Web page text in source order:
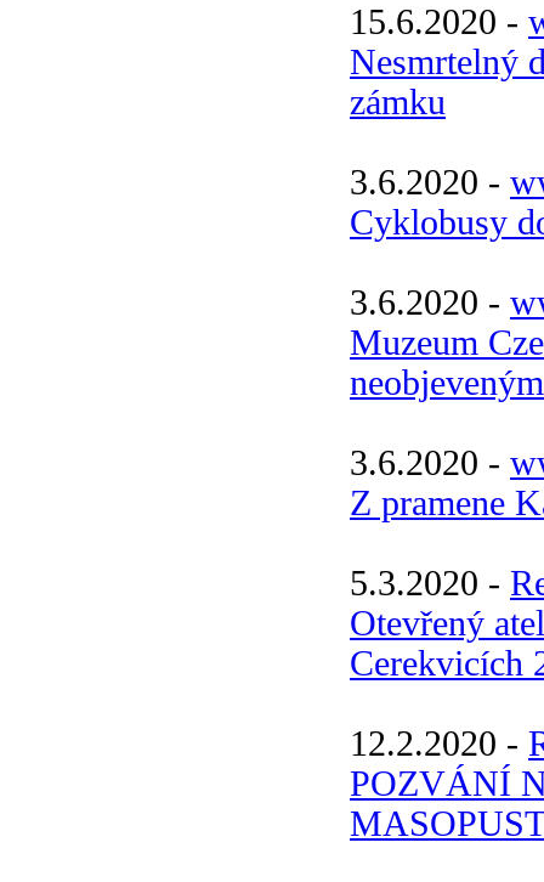
15.6.2020 -
Nesmrtelný
zámku
3.6.2020 -
Cyklobusy
3.6.2020 -
Muzeum
3.6.2020 -
Z pramene
5.3.2020 -
Otevřený
Cerekvicích
12.2.2020 -
POZVÁNÍ